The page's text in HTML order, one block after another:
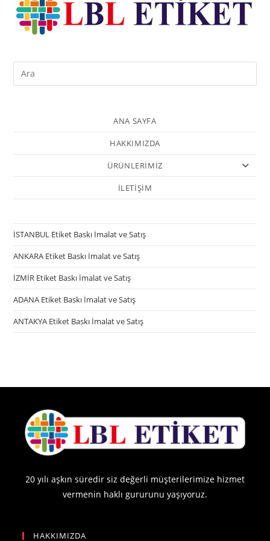
ANA SAYFA
HAKKIMIZDA
ÜRÜNLERİMİZ
İLETİŞİM
İSTANBUL Etiket Baskı İmalat ve Satış
ANKARA Etiket Baskı İmalat ve Satış
İZMİR Etiket Baskı İmalat ve Satış
ADANA Etiket Baskı İmalat ve Satış
ANTAKYA Etiket Baskı İmalat ve Satış
20 yılı aşkın süredir siz değerli müşterilerimize hizmet
vermenin haklı gururunu yaşıyoruz.
HAKKIMIZDA